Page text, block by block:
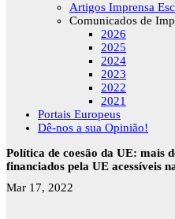
Artigos Imprensa
Comunicados de
2026
2025
2024
2023
2022
2021
Portais Europeus
Dê-nos a sua Opinião!
Política de coesão da UE: mais
financiados pela UE acessíveis
Mar 17, 2022